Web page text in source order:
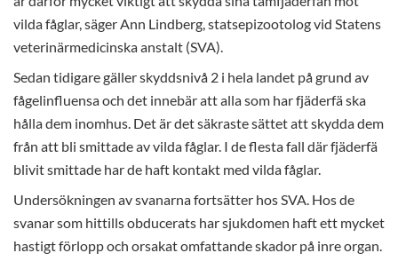
vilda fåglar, säger Ann Lindberg, statsepizootolog vid Statens
veterinärmedicinska anstalt (SVA).
Sedan tidigare gäller skyddsnivå 2 i hela landet på grund av
fågelinfluensa och det innebär att alla som har fjäderfä ska
hålla dem inomhus. Det är det säkraste sättet att skydda dem
från att bli smittade av vilda fåglar. I de flesta fall där fjäderfä
blivit smittade har de haft kontakt med vilda fåglar.
Undersökningen av svanarna fortsätter hos SVA. Hos de
svanar som hittills obducerats har sjukdomen haft ett mycket
hastigt förlopp och orsakat omfattande skador på inre organ.